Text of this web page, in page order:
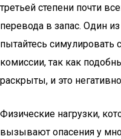
третьей степени почти
перевода в запас. Один
пытайтесь симулировать
комиссии, так как
раскрыты, и это
Физические нагрузки,
вызывают опасения у